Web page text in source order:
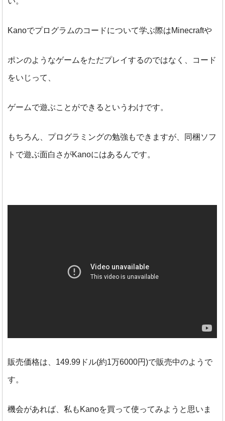
Kanoでプログラムのコードについて学ぶ際はMinecraftや
ポンのようなゲームをただプレイするのではなく、コード
をいじって、
ゲームで遊ぶことができるというわけです。
もちろん、プログラミングの勉強もできますが、同梱ソフ
トで遊ぶ面白さがKanoにはあるんです。
販売価格は、149.99ドル(約1万6000円)で販売中のようで
す。
機会があれば、私もKanoを買って使ってみようと思いま